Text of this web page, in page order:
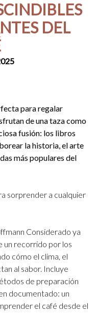
DEL
para regalar
de una taza como
fusión: los libros
la historia, el arte
más populares del
sorprender a cualquier
Considerado ya
un recorrido por los
cómo el clima, el
al sabor. Incluye
de preparación
documentado: un
el café desde el